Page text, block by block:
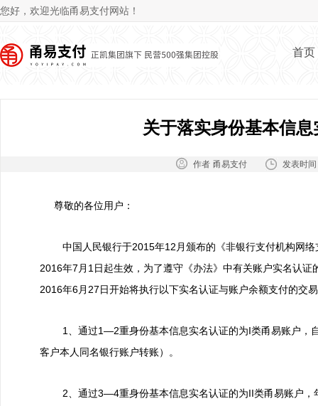
您好，欢迎光临甬易支付网站！
首页
关于落实身份基本信
作者：甬易支付 发表时
尊敬的各位用户：
中国人民银行于2015年12月颁布的《非银行支付机构网
2016年7月1日起生效，为了遵守《办法》中有关账户实名认
2016年6月27日开始将执行以下实名认证与账户余额支付的交
1、通过1—2重身份基本信息实名认证的为I类甬易账户，
客户本人同名银行账户转账）。
2、通过3—4重身份基本信息实名认证的为II类甬易账户，